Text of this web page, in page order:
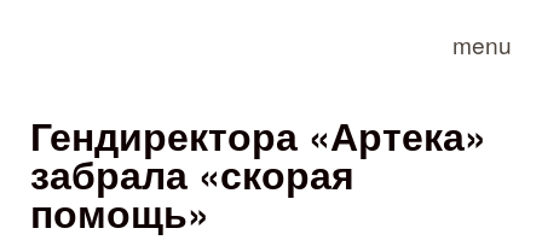
menu
Гендиректора «Артека»
забрала «скорая
помощь»